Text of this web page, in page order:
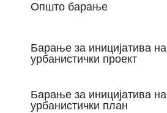
Општо барање
Барање за иницијатива на
урбанистички проект
Барање за иницијатива на
урбанистички план